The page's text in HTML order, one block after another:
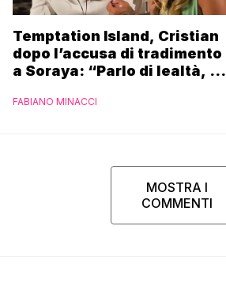
Temptation Island, Cristian
dopo l’accusa di tradimento
a Soraya: “Parlo di lealtà, ma
FABIANO MINACCI
MOSTRA I
COMMENTI